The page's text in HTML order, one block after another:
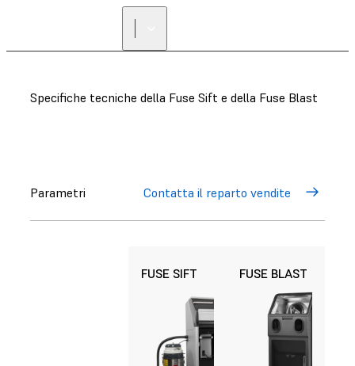
Specifiche tecniche della Fuse Sift e della Fuse Blast
Parametri Contatta il reparto vendite
FUSE SIFT FUSE BLAST